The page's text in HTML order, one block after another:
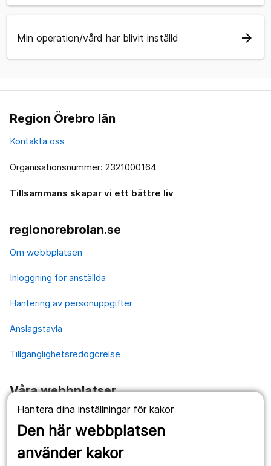
Hantera dina inställningar för kakor
Den här webbplatsen
använder kakor
Min operation/vård har blivit inställd arrow_forward
Region Örebro län
Kontakta oss
Organisationsnummer: 2321000164
Tillsammans skapar vi ett bättre liv
regionorebrolan.se
Om webbplatsen
Inloggning för anställda
Hantering av personuppgifter
Anslagstavla
Tillgänglighetsredogörelse
Våra webbplatser
1177.se
Länstrafiken